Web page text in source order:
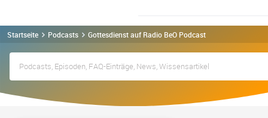
Startseite Podcasts Gottesdienst auf Radio BeO Podcast